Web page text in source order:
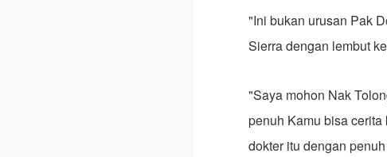
"Ini bukan urusan Pak
Sierra dengan lembut
"Saya mohon Nak
penuh Kamu bisa
dokter itu dengan